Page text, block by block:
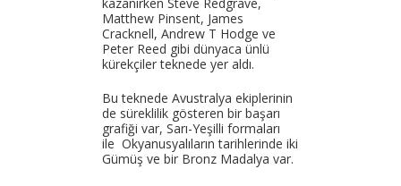
Matthew Pinsent, James
Cracknell, Andrew T Hodge ve
Peter Reed gibi dünyaca ünlü
kürekçiler teknede yer aldı.
Bu teknede Avustralya ekiplerinin
de süreklilik gösteren bir başarı
grafiği var, Sarı-Yeşilli formaları
ile Okyanusyalıların tarihlerinde iki
Gümüş ve bir Bronz Madalya var.